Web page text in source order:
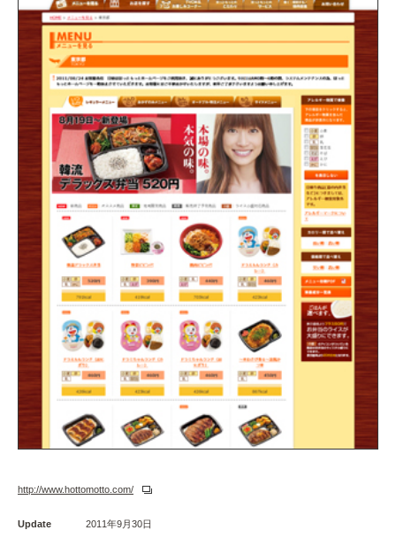
http://www.hottomotto.com/
Update
2011年9月30日